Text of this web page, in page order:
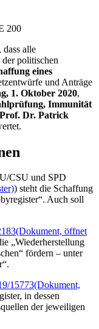
200
dass alle
politischen
eines
und Anträge
1. Oktober 2020,
Immunität
Prof. Dr. Patrick
CSU und SPD
) steht die Schaffung
Auch soll
(Dokument, öffnet
„Wiederherstellung
fördern – unter
15773(Dokument,
in dessen
der jeweiligen